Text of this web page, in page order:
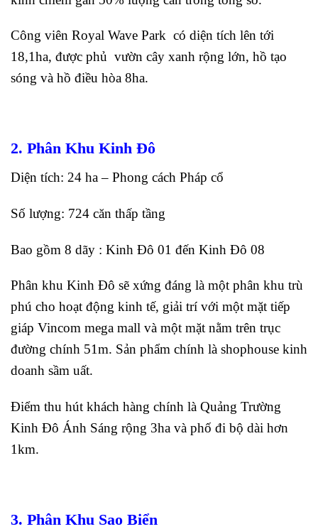
Công viên Royal Wave Park có diện tích lên tới
18,1ha, được phủ vườn cây xanh rộng lớn, hồ tạo
sóng và hồ điều hòa 8ha.
2. Phân Khu Kinh Đô
Diện tích: 24 ha – Phong cách Pháp cổ
Số lượng: 724 căn thấp tầng
Bao gồm 8 dãy : Kinh Đô 01 đến Kinh Đô 08
Phân khu Kinh Đô sẽ xứng đáng là một phân khu trù
phú cho hoạt động kinh tế, giải trí với một mặt tiếp
giáp Vincom mega mall và một mặt nằm trên trục
đường chính 51m. Sản phẩm chính là shophouse kinh
doanh sầm uất.
Điểm thu hút khách hàng chính là Quảng Trường
Kinh Đô Ánh Sáng rộng 3ha và phố đi bộ dài hơn
1km.
3. Phân Khu Sao Biển